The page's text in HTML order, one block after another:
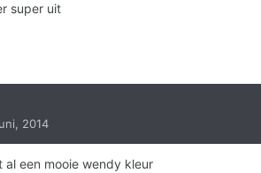
super uit
2014
al een mooie wendy kleur